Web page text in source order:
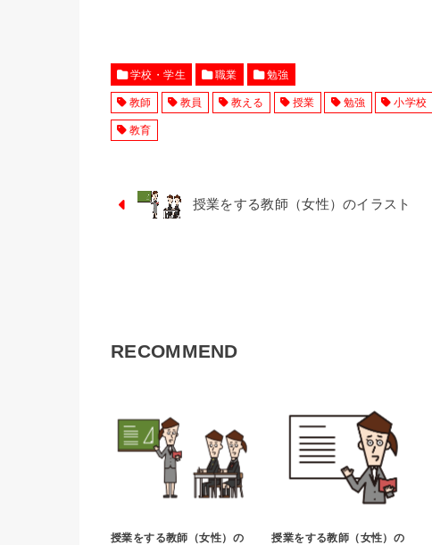
学校・学生 職業 勉強
教師 教員 教える 授業 勉強 小学校
教育
授業をする教師（女性）のイラスト
RECOMMEND
授業をする教師（女性）の
授業をする教師（女性）の